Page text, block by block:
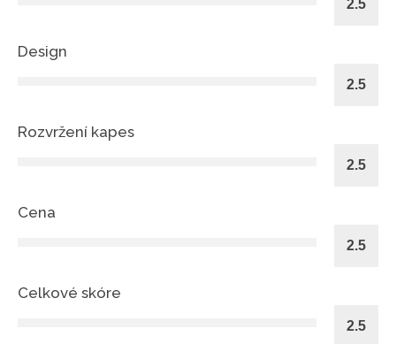
Design
Rozvržení kapes
Cena
Celkové skóre